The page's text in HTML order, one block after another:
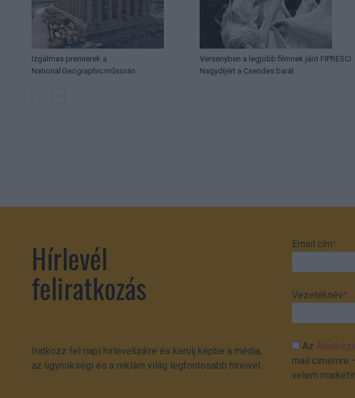
Izgalmas premierek a
National Geographic műsorán
Versenyben a legjobb filmnek járó FIPRESCI
Nagydíjért a Csendes barát
Hírlevél
feliratkozás
Iratkozz fel napi hírlevelünkre és kerülj képbe a média,
az ügynökségi és a reklám világ legfontosabb híreivel.
Email cím*
Vezetéknév*
Az
mail címemre
velem